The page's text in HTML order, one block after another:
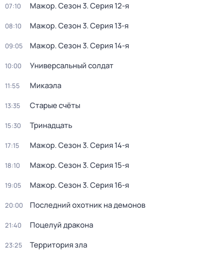
07:10 Мажор. Сезон 3. Серия 12-я
08:10 Мажор. Сезон 3. Серия 13-я
09:05 Мажор. Сезон 3. Серия 14-я
10:00 Универсальный солдат
11:55 Микаэла
13:35 Старые счёты
15:30 Тринадцать
17:15 Мажор. Сезон 3. Серия 14-я
18:10 Мажор. Сезон 3. Серия 15-я
19:05 Мажор. Сезон 3. Серия 16-я
20:00 Последний охотник на демонов
21:40 Поцелуй дракона
23:25 Территория зла